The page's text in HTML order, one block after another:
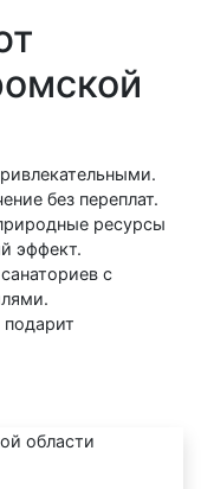
без переплат.
ресурсы
эффект.
с